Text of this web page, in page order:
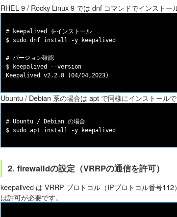
RHEL 9 / Rocky Linux 9 では dnf コマンドでインストー
# keepalived をインストール
$ sudo dnf install -y keepalived
# バージョン確認
$ keepalived --version
Ubuntu / Debian 系の場合は apt で同様にインストールで
# Ubuntu / Debian の場合
2. firewalldの設定（VRRPの通信を許可）
keepalived は VRRP プロトコル（IPプロトコル番号
は許可が必要です。